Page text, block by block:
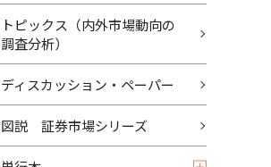
トピックス（内外市場動向の
調査分析）
ディスカッション・ペーパー
図説 証券市場シリーズ